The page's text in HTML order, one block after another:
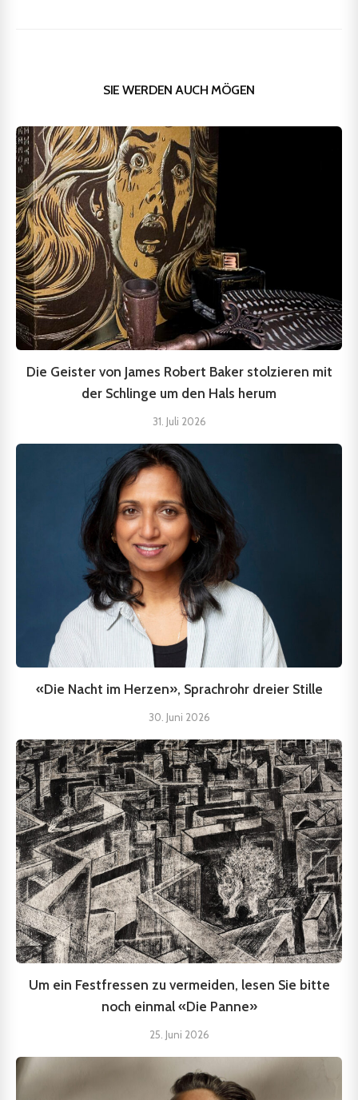
SIE WERDEN AUCH MÖGEN
Die Geister von James Robert Baker stolzieren mit
der Schlinge um den Hals herum
31. Juli 2026
«Die Nacht im Herzen», Sprachrohr dreier Stille
30. Juni 2026
Um ein Festfressen zu vermeiden, lesen Sie bitte
noch einmal «Die Panne»
25. Juni 2026